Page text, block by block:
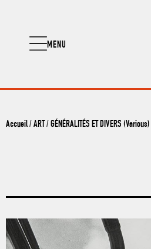
MENU
Accueil/ ART / GÉNÉRALITÉS ET DIVERS (Various)